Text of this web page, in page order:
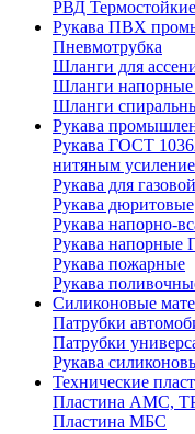
РВД Термостойкие
Рукава ПВХ
Пневмотрубка
Шланги для
Шланги
Шланги
Рукава
Рукава ГОСТ
нитяным
Рукава для
Рукава дюритовые
Рукава напорно-
Рукава напорные
Рукава пожарные
Рукава
Силиконовые
Патрубки
Патрубки
Рукава
Технические
Пластина АМС,
Пластина МБС